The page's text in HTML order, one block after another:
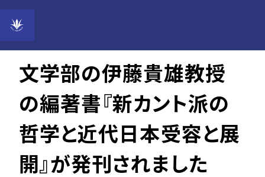
2025年12月15日
文学部の伊藤貴雄教授
の編著書『新カント派の
哲学と近代日本――受容と展
開』が発刊されました